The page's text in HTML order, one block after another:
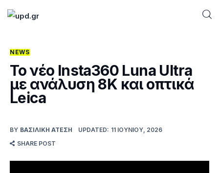
Home
News
Futuring
NEWS
Το νέο Insta360 Luna Ultra
με ανάλυση 8K και οπτικά
Leica
BY ΒΑΣΙΛΙΚΉ ΑΤΈΣΗ UPDATED: 11 ΙΟΥΝΊΟΥ, 2026
SHARE POST